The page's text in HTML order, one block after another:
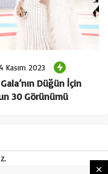
ve yaptığı seçimlerle
yeteneği ve
elde etti. Kendini
kimseye borçlu
Kasım 2023
Düğün İçin
30 Görünümü
.